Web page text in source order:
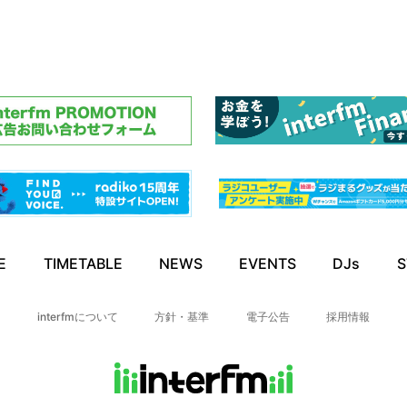
TIMETABLE NEWS EVENTS DJs
interfmについて 方針・基準 電子公告 採用情報